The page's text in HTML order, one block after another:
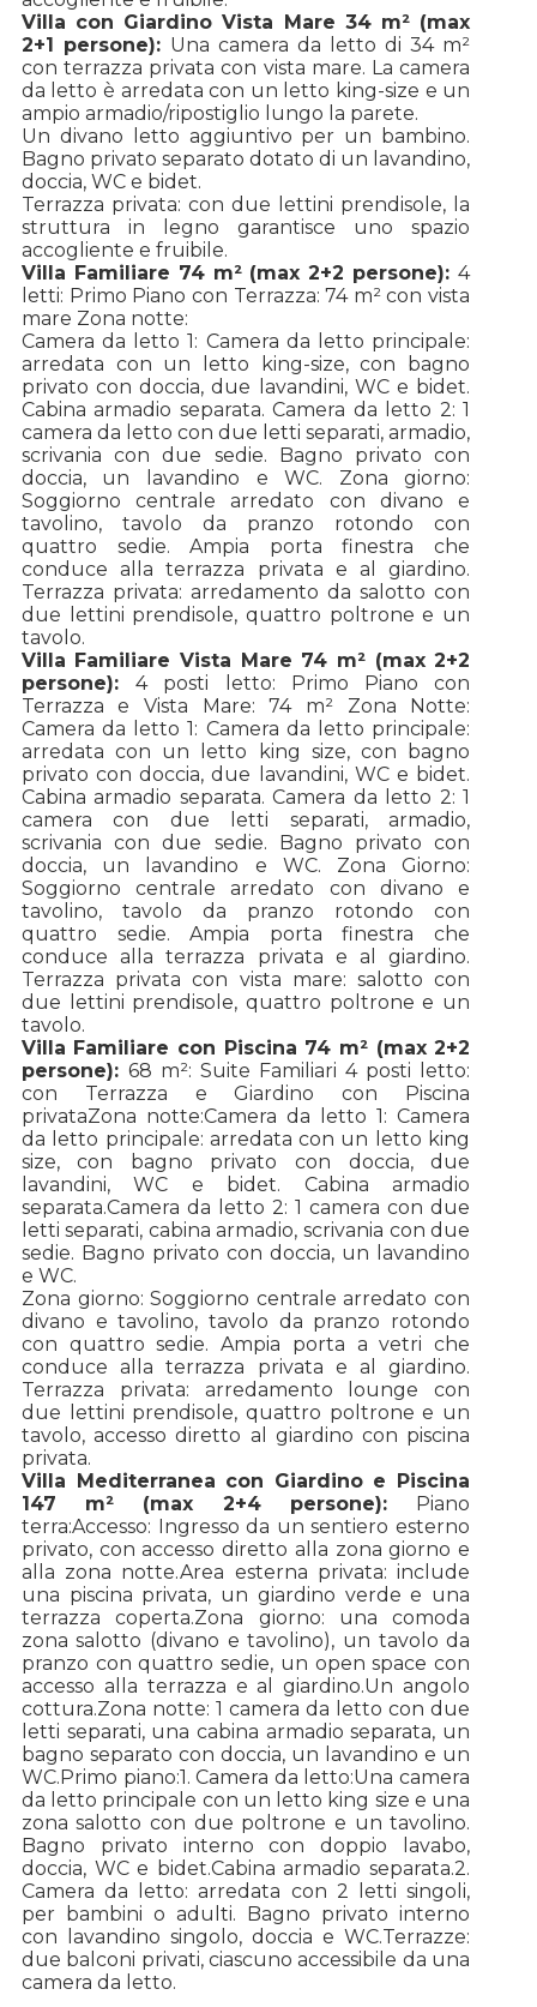
Villa con Giardino Vista Mare 34 m² (max
2+1 persone): Una camera da letto di 34 m²
con terrazza privata con vista mare. La camera
da letto è arredata con un letto king-size e un
ampio armadio/ripostiglio lungo la parete.
Un divano letto aggiuntivo per un bambino.
Bagno privato separato dotato di un lavandino,
doccia, WC e bidet.
Terrazza privata: con due lettini prendisole, la
struttura in legno garantisce uno spazio
accogliente e fruibile.
Villa Familiare 74 m² (max 2+2 persone):4
letti: Primo Piano con Terrazza: 74 m² con vista
mare Zona notte:
Camera da letto 1: Camera da letto principale:
arredata con un letto king-size, con bagno
privato con doccia, due lavandini, WC e bidet.
Cabina armadio separata. Camera da letto 2: 1
camera da letto con due letti separati, armadio,
scrivania con due sedie. Bagno privato con
doccia, un lavandino e WC. Zona giorno:
Soggiorno centrale arredato con divano e
tavolino, tavolo da pranzo rotondo con
quattro sedie. Ampia porta finestra che
conduce alla terrazza privata e al giardino.
Terrazza privata: arredamento da salotto con
due lettini prendisole, quattro poltrone e un
tavolo.
Villa Familiare Vista Mare 74 m² (max 2+2
persone):4 posti letto: Primo Piano con
Terrazza e Vista Mare: 74 m² Zona Notte:
Camera da letto 1: Camera da letto principale:
arredata con un letto king size, con bagno
privato con doccia, due lavandini, WC e bidet.
Cabina armadio separata. Camera da letto 2: 1
camera con due letti separati, armadio,
scrivania con due sedie. Bagno privato con
doccia, un lavandino e WC. Zona Giorno:
Soggiorno centrale arredato con divano e
tavolino, tavolo da pranzo rotondo con
quattro sedie. Ampia porta finestra che
conduce alla terrazza privata e al giardino.
Terrazza privata con vista mare: salotto con
due lettini prendisole, quattro poltrone e un
tavolo.
Villa Familiare con Piscina 74 m² (max 2+2
persone): 68 m²: Suite Familiari 4 posti letto:
con Terrazza e Giardino con Piscina
privataZona notte:Camera da letto 1: Camera
da letto principale: arredata con un letto king
size, con bagno privato con doccia, due
lavandini, WC e bidet. Cabina armadio
separata.Camera da letto 2: 1 camera con due
letti separati, cabina armadio, scrivania con due
sedie. Bagno privato con doccia, un lavandino
e WC.
Zona giorno: Soggiorno centrale arredato con
divano e tavolino, tavolo da pranzo rotondo
con quattro sedie. Ampia porta a vetri che
conduce alla terrazza privata e al giardino.
Terrazza privata: arredamento lounge con
due lettini prendisole, quattro poltrone e un
tavolo, accesso diretto al giardino con piscina
privata.
Villa Mediterranea con Giardino e Piscina
147 m² (max 2+4 persone): Piano
terra:Accesso: Ingresso da un sentiero esterno
privato, con accesso diretto alla zona giorno e
alla zona notte.Area esterna privata: include
una piscina privata, un giardino verde e una
terrazza coperta.Zona giorno: una comoda
zona salotto (divano e tavolino), un tavolo da
pranzo con quattro sedie, un open space con
accesso alla terrazza e al giardino.Un angolo
cottura.Zona notte: 1 camera da letto con due
letti separati, una cabina armadio separata, un
bagno separato con doccia, un lavandino e un
WC.Primo piano:1. Camera da letto:Una camera
da letto principale con un letto king size e una
zona salotto con due poltrone e un tavolino.
Bagno privato interno con doppio lavabo,
doccia, WC e bidet.Cabina armadio separata.2.
Camera da letto: arredata con 2 letti singoli,
per bambini o adulti. Bagno privato interno
con lavandino singolo, doccia e WC.Terrazze:
due balconi privati, ciascuno accessibile da una
camera da letto.